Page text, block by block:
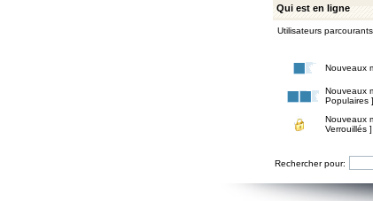
Qui est en ligne
Utilisateurs
Nouveaux
Nouveaux
Populaires ]
Nouveaux
Verrouillés ]
Rechercher pour: